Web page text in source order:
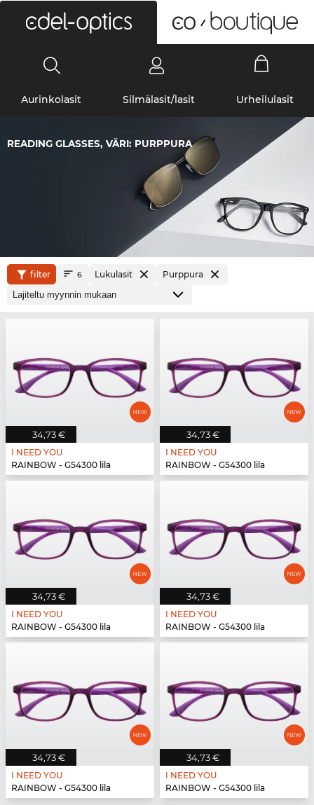
Aurinkolasit Silmälasit/lasit Urheilulasit
READING GLASSES, VÄRI: PURPPURA
filter 6 Lukulasit Purppura
34,73 €
I NEED YOU
RAINBOW - G54300 lila
34,73 €
I NEED YOU
RAINBOW - G54300 lila
34,73 €
I NEED YOU
RAINBOW - G54300 lila
34,73 €
I NEED YOU
RAINBOW - G54300 lila
34,73 €
I NEED YOU
RAINBOW - G54300 lila
34,73 €
I NEED YOU
RAINBOW - G54300 lila